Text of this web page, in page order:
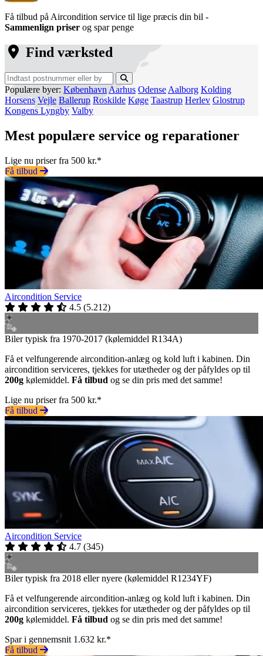
Få tilbud på Aircondition service til lige præcis din bil -
Sammenlign priser og spar penge
Find værksted
Populære byer: København Aarhus Odense Aalborg Kolding
Horsens Vejle Ballerup Roskilde Køge Taastrup Herlev Glostrup
Kongens Lyngby Valby
Mest populære service og reparationer
Lige nu priser fra 500 kr.*
Få tilbud
Aircondition Service
4.5 (5.212)
Biler typisk fra 1970-2017 (kølemiddel R134A)
Få et velfungerende aircondition-anlæg og kold luft i kabinen. Din
aircondition serviceres, tjekkes for utætheder og der påfyldes op til
200g kølemiddel. Få tilbud og se din pris med det samme!
Lige nu priser fra 500 kr.*
Få tilbud
Aircondition Service
4.7 (345)
Biler typisk fra 2018 eller nyere (kølemiddel R1234YF)
Få et velfungerende aircondition-anlæg og kold luft i kabinen. Din
aircondition serviceres, tjekkes for utætheder og der påfyldes op til
200g kølemiddel. Få tilbud og se din pris med det samme!
Spar i gennemsnit 1.632 kr.*
Få tilbud